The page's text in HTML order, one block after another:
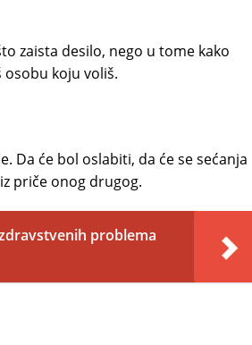
zaista desilo, nego u tome kako
koju voliš.
Da će bol oslabiti, da će se sećanja
priče onog drugog.
problema